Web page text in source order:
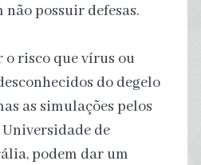
não possuir defesas.
risco que vírus ou
do degelo
as simulações pelos
de
podem dar um